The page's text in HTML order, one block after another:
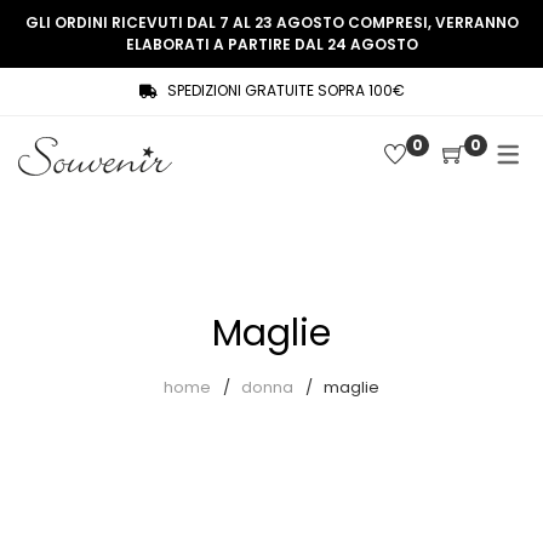
SHOP
Souvenir Privée
COLLEZIONE
THREE WOMEN, ONE MEMORY
GLI ORDINI RICEVUTI DAL 7 AL 23 AGOSTO COMPRESI, VERRANNO
ELABORATI A PARTIRE DAL 24 AGOSTO
SPEDIZIONI GRATUITE SOPRA 100€
0 0
Maglie
home donna maglie